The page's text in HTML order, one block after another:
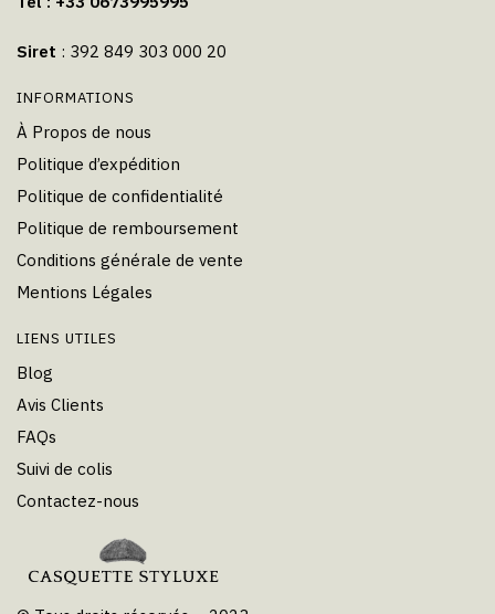
Siret : 392 849 303 000 20
INFORMATIONS
À Propos de nous
Politique d’expédition
Politique de confidentialité
Politique de remboursement
Conditions générale de vente
Mentions Légales
LIENS UTILES
Blog
Avis Clients
FAQs
Suivi de colis
Contactez-nous